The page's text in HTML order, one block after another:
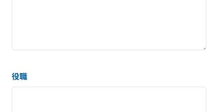
役職